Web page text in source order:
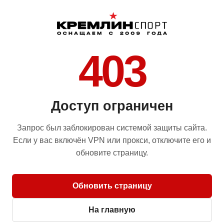
403
Доступ ограничен
Запрос был заблокирован системой защиты сайта.
Если у вас включён VPN или прокси, отключите его и
обновите страницу.
Обновить страницу
На главную